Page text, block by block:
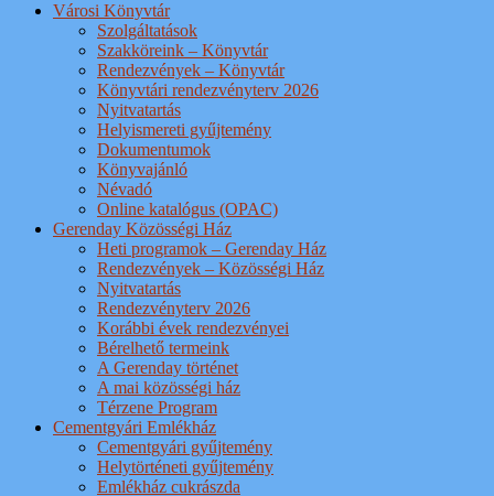
Városi Könyvtár
Szolgáltatások
Szakköreink – Könyvtár
Rendezvények – Könyvtár
Könyvtári rendezvényterv 2026
Nyitvatartás
Helyismereti gyűjtemény
Dokumentumok
Könyvajánló
Névadó
Online katalógus (OPAC)
Gerenday Közösségi Ház
Heti programok – Gerenday Ház
Rendezvények – Közösségi Ház
Nyitvatartás
Rendezvényterv 2026
Korábbi évek rendezvényei
Bérelhető termeink
A Gerenday történet
A mai közösségi ház
Térzene Program
Cementgyári Emlékház
Cementgyári gyűjtemény
Helytörténeti gyűjtemény
Emlékház cukrászda